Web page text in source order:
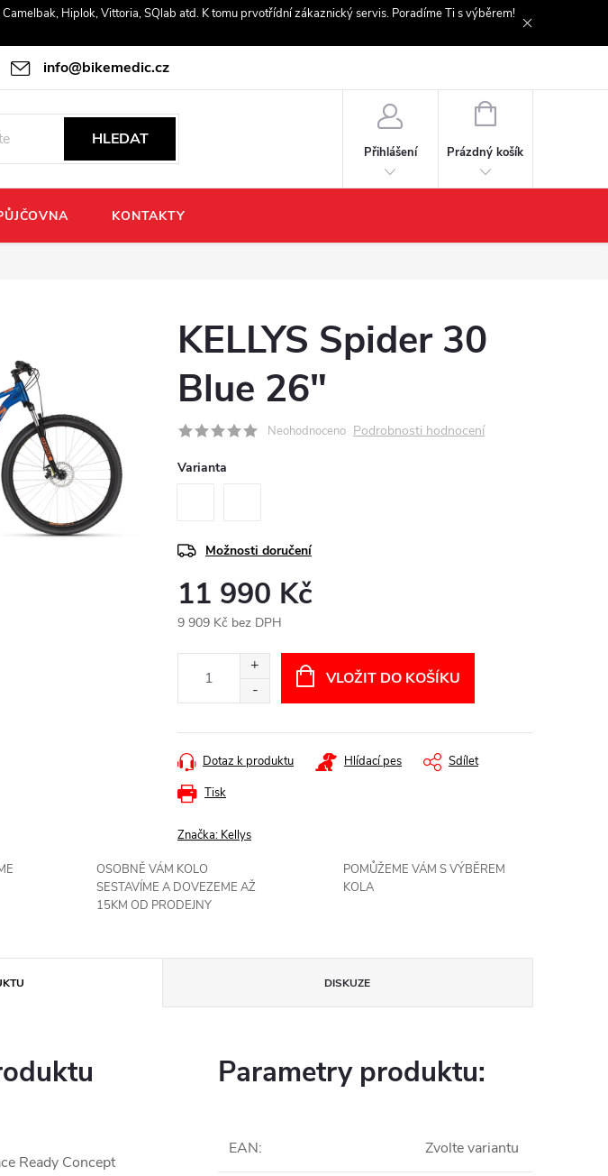
Hiplok, Vittoria, SQlab atd. K tomu prvotřídní zákaznický servis. Poradíme Ti s výběrem!
info@bikemedic.cz
HLEDAT
Přihlášení
NÁKUPNÍ
Prázdný košík
KONTAKTY
KELLYS Spider 30
Blue 26"
Neohodnoceno Podrobnosti hodnocení
Varianta
Možnosti doručení
11 990 Kč
9 909 Kč bez DPH
VLOŽIT DO KOŠÍKU
Tisk
Dotaz k produktu Hlídací pes Sdílet
Značka: Kellys
OSOBNĚ VÁM KOLO
SESTAVÍME A DOVEZEME AŽ
15KM OD PRODEJNY
POMŮŽEME VÁM S VÝBĚREM
KOLA
DISKUZE
Ready Concept
Parametry produktu:
EAN: Zvolte variantu